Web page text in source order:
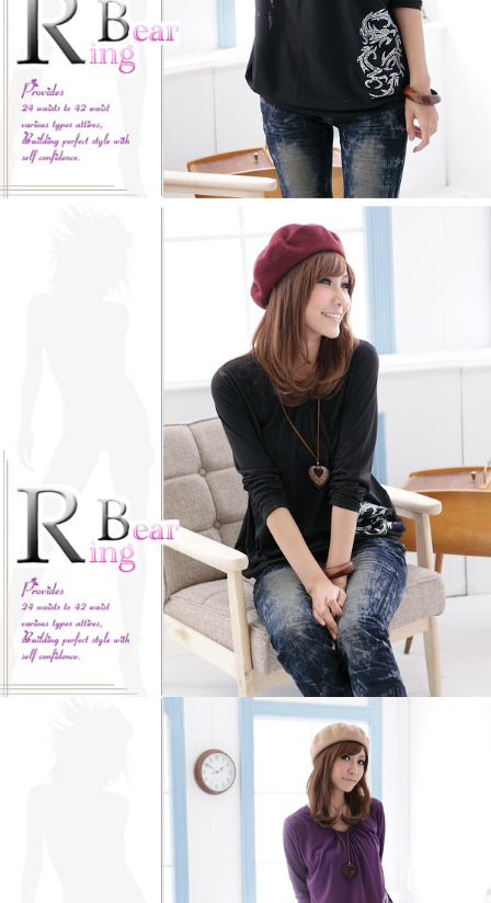
請求用戶進行身份認證。
５．嚴禁一人註冊多個帳號或使用他人資訊註冊。若發現惡意使用之情形，
恩沛科技股份有限公司將有權停止該用戶之使用額度並採取法律行動。